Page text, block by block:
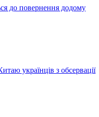
до повернення додому
українців з обсервації